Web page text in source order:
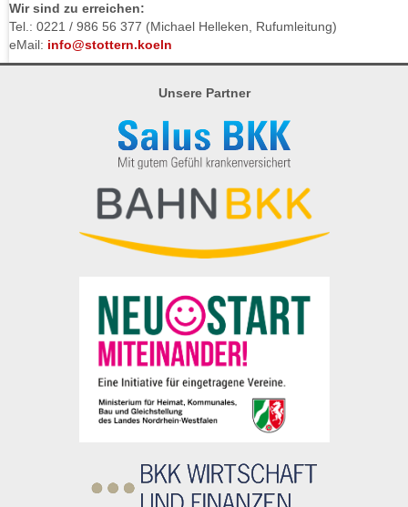
Wir sind zu erreichen:
Tel.: 0221 / 986 56 377 (Michael Helleken, Rufumleitung)
eMail: info@stottern.koeln
Unsere Partner